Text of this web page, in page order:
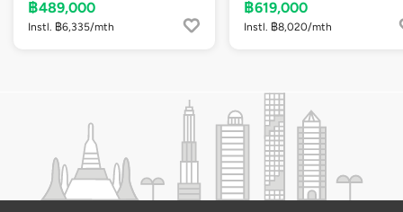
฿489,000
Instl. ฿6,335/mth
฿619,000
Instl. ฿8,020/mth